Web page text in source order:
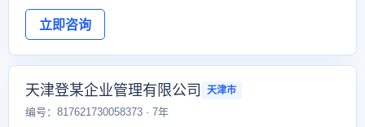
立即咨询
天津登某企业管理有限公司 天津市
编号：817621730058373 · 7年